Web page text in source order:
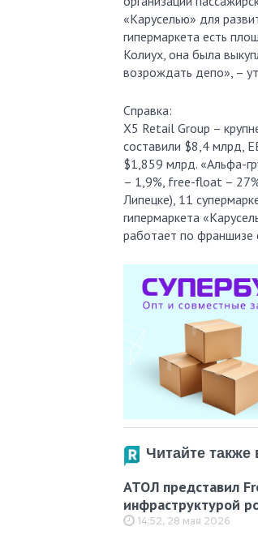
«Каруселью» для
гипермаркета есть
Колиух, она была
возрождать депо», –
Справка:
X5 Retail Group –
составили $8,4 млрд,
$1,859 млрд. «Альфа-
– 1,9%, free-float –
Липецке), 11
гипермаркета
работает по франшизе
Читайте также
АТОЛ представил
инфраструктурой
14:52, 28 мая 2026